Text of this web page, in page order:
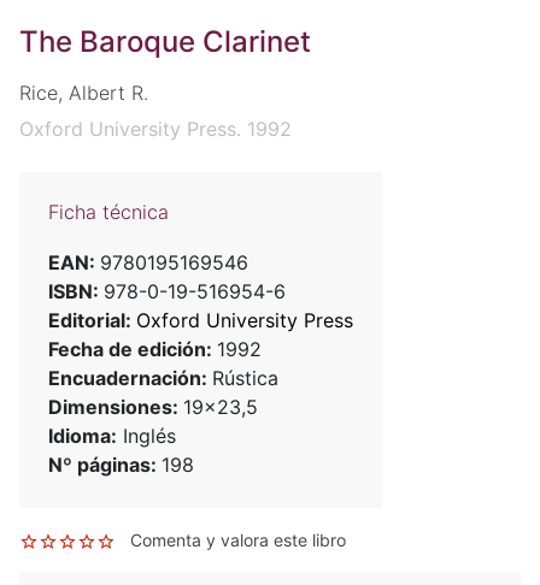
The Baroque Clarinet
Rice, Albert R.
Oxford University Press. 1992
Ficha técnica
EAN: 9780195169546
ISBN: 978-0-19-516954-6
Editorial: Oxford University Press
Fecha de edición: 1992
Encuadernación: Rústica
Dimensiones: 19x23,5
Idioma: Inglés
Nº páginas: 198
Comenta y valora este libro